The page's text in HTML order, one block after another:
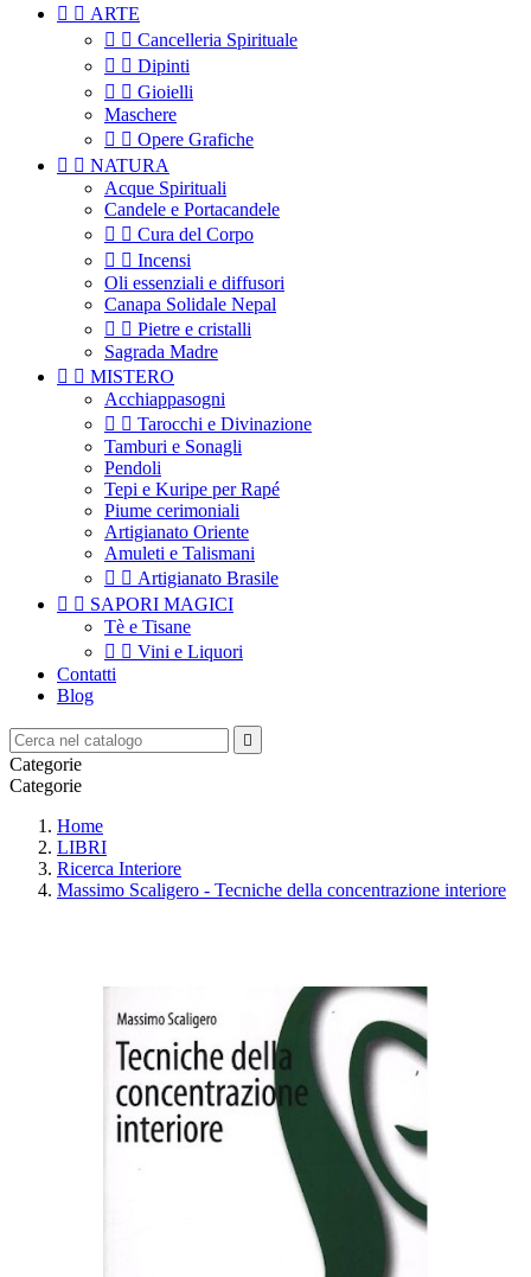
  ARTE
  Cancelleria Spirituale
  Dipinti
  Gioielli
Maschere
  Opere Grafiche
  NATURA
Acque Spirituali
Candele e Portacandele
  Cura del Corpo
  Incensi
Oli essenziali e diffusori
Canapa Solidale Nepal
  Pietre e cristalli
Sagrada Madre
  MISTERO
Acchiappasogni
  Tarocchi e Divinazione
Tamburi e Sonagli
Pendoli
Tepi e Kuripe per Rapé
Piume cerimoniali
Artigianato Oriente
Amuleti e Talismani
  Artigianato Brasile
  SAPORI MAGICI
Tè e Tisane
  Vini e Liquori
Contatti
Blog

Categorie
Categorie
Home
LIBRI
Ricerca Interiore
Massimo Scaligero - Tecniche della concentrazione interiore